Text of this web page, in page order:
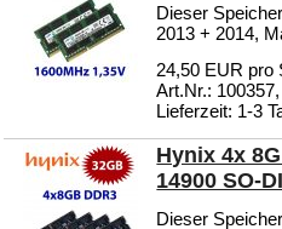
Dieser
2013 + 2014,
24,50 EUR pro
Art.Nr.:
Lieferzeit: 1-3
Hynix 4x
14900 SO-
Dieser